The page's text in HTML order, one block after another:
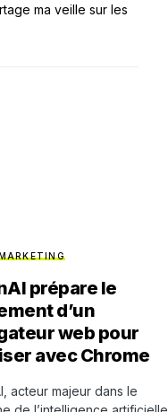
ma veille sur les
prépare le
d’un
web pour
avec Chrome
acteur majeur dans le